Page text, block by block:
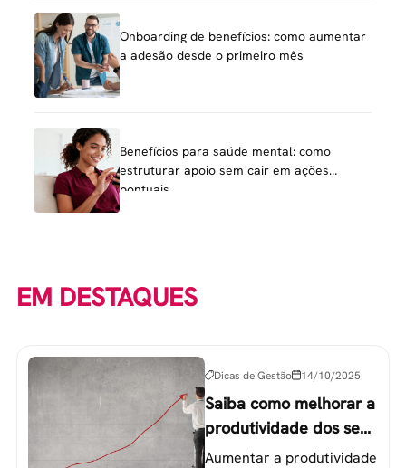
Onboarding de benefícios: como aumentar
a adesão desde o primeiro mês
Benefícios para saúde mental: como
estruturar apoio sem cair em ações
pontuais
EM DESTAQUES
Dicas de Gestão 14/10/2025
Saiba como melhorar a
produtividade dos seus
colaboradores
Aumentar a produtividade